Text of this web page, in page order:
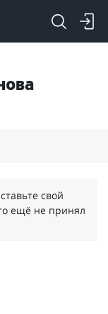
свой
ещё не принял